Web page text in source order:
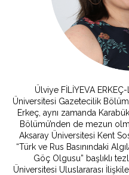
Ülviye FİLİYEVA
Üniversitesi Gazetecilik
Erkeç, aynı zamanda
Bölümü’nden de mezun
Aksaray Üniversitesi Kent
“Türk ve Rus Basınındaki
Göç Olgusu” başlıklı
Üniversitesi Uluslararası